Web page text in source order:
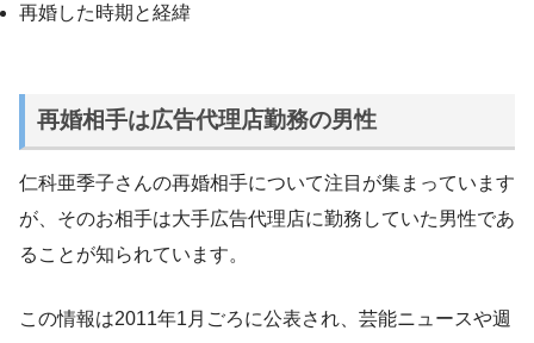
再婚した時期と経緯
再婚相手は広告代理店勤務の男性
仁科亜季子さんの再婚相手について注目が集まっています
が、そのお相手は大手広告代理店に勤務していた男性であ
ることが知られています。
この情報は2011年1月ごろに公表され、芸能ニュースや週